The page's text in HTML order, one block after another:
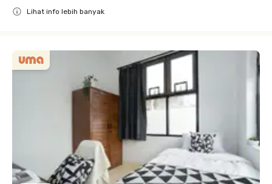
Lihat info lebih banyak